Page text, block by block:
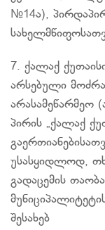
№14ა),
7. ქალაქ
არსებული
არასამეწარმეო
პირის „ქალაქ
უსასყიდლოდ,
გადაცემის
შესახებ